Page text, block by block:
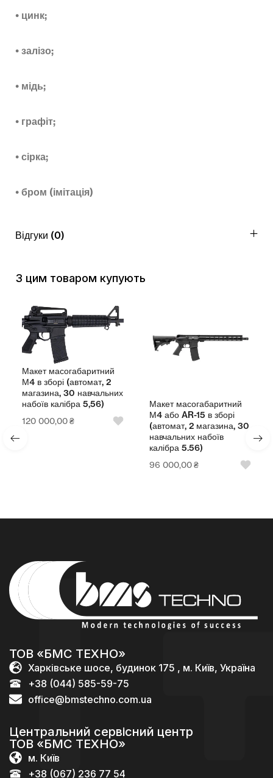
• цинк;
• залізо;
• мідь;
• графіт;
• сірка;
• бром (імітація)
Відгуки (0)
З цим товаром купують
Макет масогабаритний
М4 в зборі (автомат, 2
магазина, 30 навчальних
набоїв калібра 5,56)
120 000,00₴
Макет масогабаритний
М4 або AR-15 в зборі
(автомат, 2 магазина, 30
навчальних набоїв
калібра 5.56)
96 000,00₴
ТОВ «БМС ТЕХНО»
Харківське шосе, будинок 175 , м. Київ, Україна
+38 (044) 585-59-75
office@bmstechno.com.ua
Центральний сервісний центр
ТОВ «БМС ТЕХНО»
м. Київ
+38 (067) 236 77 54